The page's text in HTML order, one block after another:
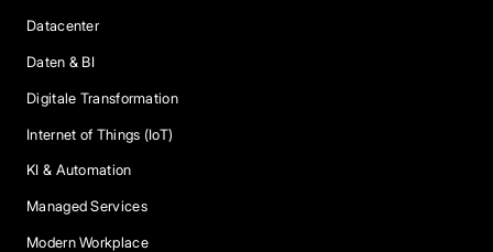
Datacenter
Daten & BI
Digitale Transformation
Internet of Things (IoT)
KI & Automation
Managed Services
Modern Workplace